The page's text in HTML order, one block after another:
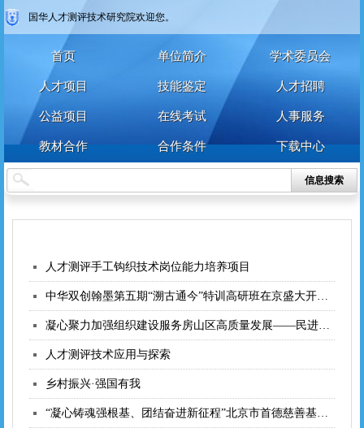
登录 注册
确认密码
注册 登录
国华人才测评技术研究院欢迎您。
首页 单位简介 学术委员会
人才项目 技能鉴定 人才招聘
公益项目 在线考试 人事服务
教材合作 合作条件 下载中心
信息搜索
人才测评手工钩织技术岗位能力培养项目
中华双创翰墨第五期“溯古通今”特训高研班在京盛大开幕助力书法人才培养与公益事业
凝心聚力加强组织建设服务房山区高质量发展——民进北京市委企业家联谊会到房山交流调
人才测评技术应用与探索
乡村振兴·强国有我
“凝心铸魂强根基、团结奋进新征程”北京市首德慈善基金会赴妙峰山镇下苇甸村开展捐赠